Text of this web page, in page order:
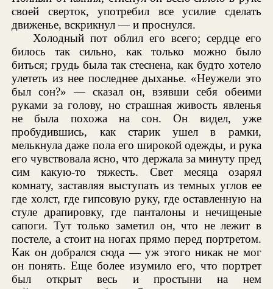
своей сверток, употребил все усилие сделать
движенье, вскрикнул — и проснулся.
Холодный пот облил его всего; сердце его
билось так сильно, как только можно было
биться; грудь была так стеснена, как будто хотело
улететь из нее последнее дыханье. «Неужели это
был сон?» — сказал он, взявши себя обеими
руками за голову, но страшная живость явленья
не была похожа на сон. Он видел, уже
пробудившись, как старик ушел в рамки,
мелькнула даже пола его широкой одежды, и рука
его чувствовала ясно, что держала за минуту пред
сим какую-то тяжесть. Свет месяца озарял
комнату, заставляя выступать из темных углов ее
где холст, где гипсовую руку, где оставленную на
стуле драпировку, где панталоны и нечищеные
сапоги. Тут только заметил он, что не лежит в
постеле, а стоит на ногах прямо перед портретом.
Как он добрался сюда — уж этого никак не мог
он понять. Еще более изумило его, что портрет
был открыт весь и простыни на нем